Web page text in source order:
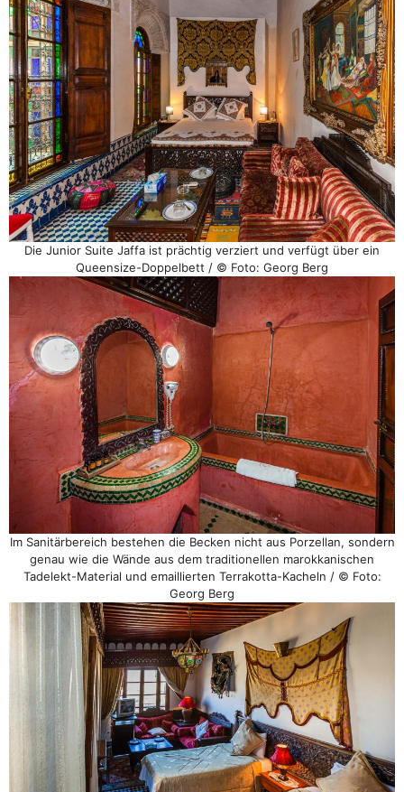
Die Junior Suite Jaffa ist prächtig verziert und verfügt über ein
Queensize-Doppelbett / © Foto: Georg Berg
Im Sanitärbereich bestehen die Becken nicht aus Porzellan, sondern
genau wie die Wände aus dem traditionellen marokkanischen
Tadelekt-Material und emaillierten Terrakotta-Kacheln / © Foto:
Georg Berg